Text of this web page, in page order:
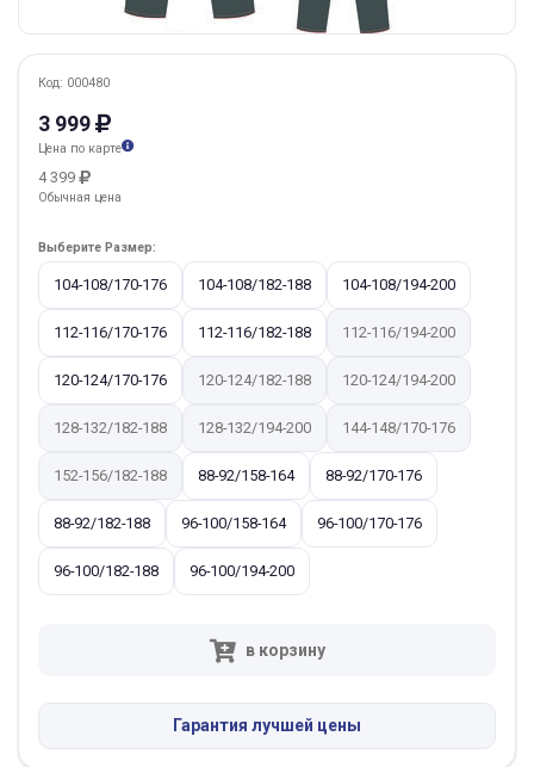
Код: 000480
3 999
Цена по карте
4 399
Обычная цена
Выберите Размер:
104-108/170-176 104-108/182-188 104-108/194-200
112-116/170-176 112-116/182-188 112-116/194-200
120-124/170-176 120-124/182-188 120-124/194-200
128-132/182-188 128-132/194-200 144-148/170-176
152-156/182-188 88-92/158-164 88-92/170-176
88-92/182-188 96-100/158-164 96-100/170-176
96-100/182-188 96-100/194-200
в корзину
Гарантия лучшей цены